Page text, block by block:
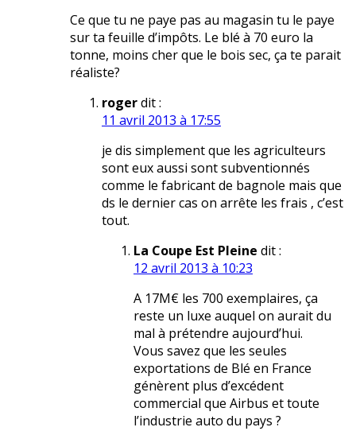
Ce que tu ne paye pas au magasin tu le paye
sur ta feuille d’impôts. Le blé à 70 euro la
tonne, moins cher que le bois sec, ça te parait
réaliste?
rogerdit :
11 avril 2013 à 17:55
je dis simplement que les agriculteurs
sont eux aussi sont subventionnés
comme le fabricant de bagnole mais que
ds le dernier cas on arrête les frais , c’est
tout.
La Coupe Est Pleine dit :
12 avril 2013 à 10:23
A 17M€ les 700 exemplaires, ça
reste un luxe auquel on aurait du
mal à prétendre aujourd’hui.
Vous savez que les seules
exportations de Blé en France
génèrent plus d’excédent
commercial que Airbus et toute
l’industrie auto du pays ?